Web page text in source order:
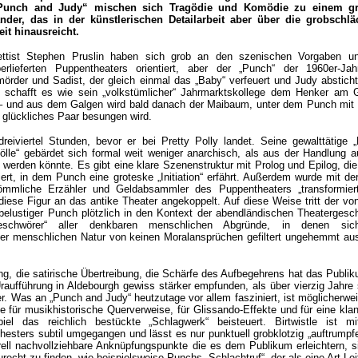
and Judy“ mischen sich Tragödie und Komödie zu einem
das in der künstlerischen Detailarbeit aber über die
hinausreicht.
Stephen Pruslin haben sich grob an den szenischen Vorgaben
Puppentheaters orientiert, aber der „Punch“ der 1960er-
und Sadist, der gleich einmal das „Baby“ verfeuert und Judy
es wie sein „volkstümlicher“ Jahrmarktskollege dem Henker am
und aus dem Galgen wird bald danach der Maibaum, unter dem Punch mit
Paar besungen wird.
Stunden, bevor er bei Pretty Polly landet. Seine gewalttätige
gebärdet sich formal weit weniger anarchisch, als aus der Handlung
könnte. Es gibt eine klare Szenenstruktur mit Prolog und Epilog,
in dem Punch eine groteske „Initiation“ erfährt. Außerdem wurde mit
Erzähler und Geldabsammler des Puppentheaters
Figur an das antike Theater angekoppelt. Auf diese Weise tritt der
Punch plötzlich in den Kontext der abendländischen
aller denkbaren menschlichen Abgründe, in denen
menschlichen Natur von keinen Moralansprüchen gefiltert ungehemmt
die satirische Übertreibung, die Schärfe des Aufbegehrens hat das
in Aldebourgh gewiss stärker empfunden, als über vierzig Jahre
Was an „Punch and Judy“ heutzutage vor allem fasziniert, ist
für musikhistorische Querverweise, für Glissando-Effekte und für eine
das reichlich bestückte „Schlagwerk“ beisteuert. Birtwistle ist
subtil umgegangen und lässt es nur punktuell grobklotzig
nachvollziehbare Anknüpfungspunkte die es dem Publikum erleichtern,